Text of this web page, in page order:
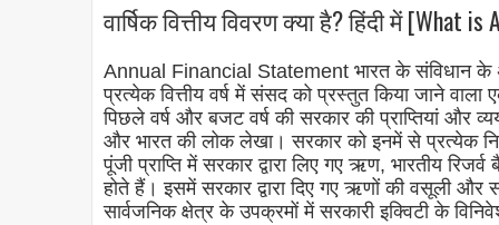
वार्षिक वित्तीय विवरण क्या है? हिंदी में [What
Annual Financial Statement भारत के संविधान
प्रत्येक वित्तीय वर्ष में संसद को प्रस्तुत किया जाने
पिछले वर्ष और बजट वर्ष की सरकार की प्राप्तियां और
और भारत की लोक लेखा। सरकार को इनमें से प्रत्येक
पूंजी प्राप्ति में सरकार द्वारा लिए गए ऋण, भारतीय
होते हैं। इसमें सरकार द्वारा दिए गए ऋणों की वसूली और
सार्वजनिक क्षेत्र के उपक्रमों में सरकारी इक्विटी के